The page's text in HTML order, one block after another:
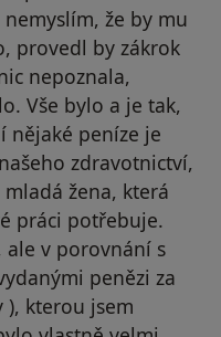
že by mu
provedl by zákrok
nepoznala,
Vše bylo a je tak,
nějaké peníze je
zdravotnictví,
žena, která
práci potřebuje.
ale v porovnání s
penězi za
), kterou jsem